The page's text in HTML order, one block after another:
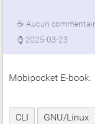
☕ Aucun
⌚ 2025-03-23
Mobipocket E-book.
CLI GNU/Linux